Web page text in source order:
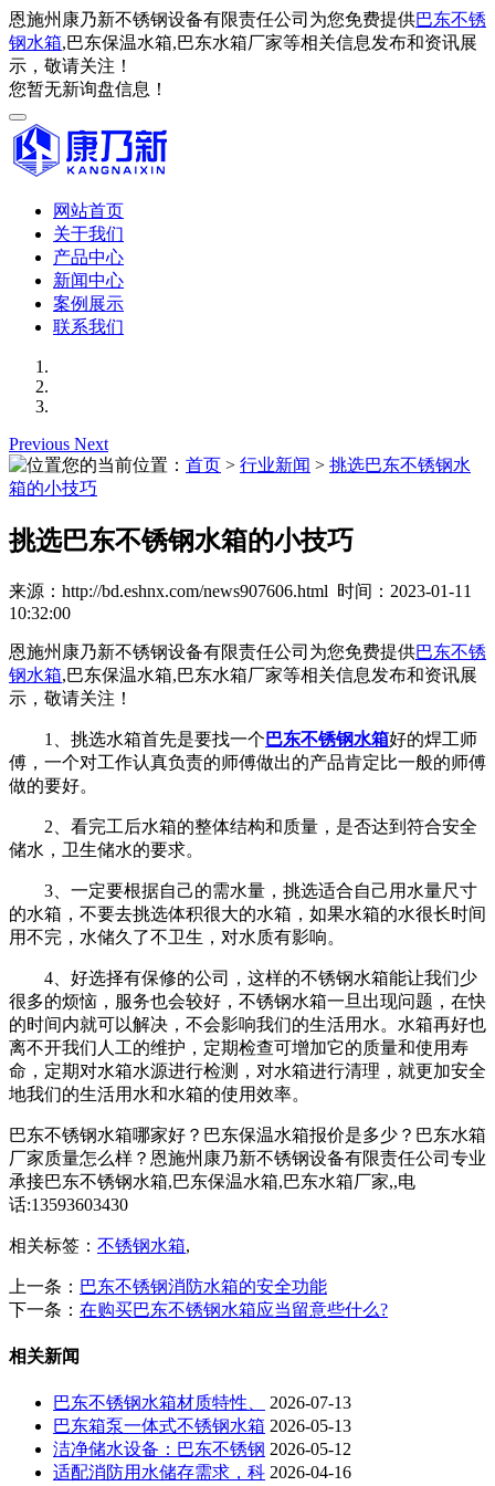
恩施州康乃新不锈钢设备有限责任公司为您免费提供巴东不锈
钢水箱,巴东保温水箱,巴东水箱厂家等相关信息发布和资讯展
示，敬请关注！
您暂无新询盘信息！
网站首页
关于我们
产品中心
新闻中心
案例展示
联系我们
Previous Next
您的当前位置： 首页 > 行业新闻 > 挑选巴东不锈钢水
箱的小技巧
挑选巴东不锈钢水箱的小技巧
来源：http://bd.eshnx.com/news907606.html 时间：2023-01-11
10:32:00
恩施州康乃新不锈钢设备有限责任公司为您免费提供巴东不锈
钢水箱,巴东保温水箱,巴东水箱厂家等相关信息发布和资讯展
示，敬请关注！
1、挑选水箱首先是要找一个 巴东不锈钢水箱好的焊工师
傅，一个对工作认真负责的师傅做出的产品肯定比一般的师傅
做的要好。
2、看完工后水箱的整体结构和质量，是否达到符合安全
储水，卫生储水的要求。
3、一定要根据自己的需水量，挑选适合自己用水量尺寸
的水箱，不要去挑选体积很大的水箱，如果水箱的水很长时间
用不完，水储久了不卫生，对水质有影响。
4、好选择有保修的公司，这样的不锈钢水箱能让我们少
很多的烦恼，服务也会较好，不锈钢水箱一旦出现问题，在快
的时间内就可以解决，不会影响我们的生活用水。水箱再好也
离不开我们人工的维护，定期检查可增加它的质量和使用寿
命，定期对水箱水源进行检测，对水箱进行清理，就更加安全
地我们的生活用水和水箱的使用效率。
巴东不锈钢水箱哪家好？巴东保温水箱报价是多少？巴东水箱
厂家质量怎么样？恩施州康乃新不锈钢设备有限责任公司专业
承接巴东不锈钢水箱,巴东保温水箱,巴东水箱厂家,,电
话:13593603430
相关标签： 不锈钢水箱,
上一条： 巴东不锈钢消防水箱的安全功能
下一条： 在购买巴东不锈钢水箱应当留意些什么?
相关新闻
巴东不锈钢水箱材质特性、
2026-07-13
巴东箱泵一体式不锈钢水箱 2026-05-13
洁净储水设备：巴东不锈钢 2026-05-12
适配消防用水储存需求，科 2026-04-16